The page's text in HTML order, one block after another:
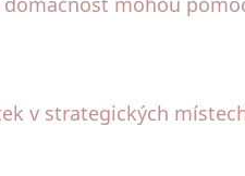
v strategických